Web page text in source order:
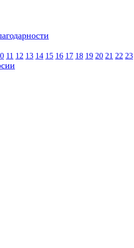
11 12 13 14 15 16 17 18 19 20 21 22 23